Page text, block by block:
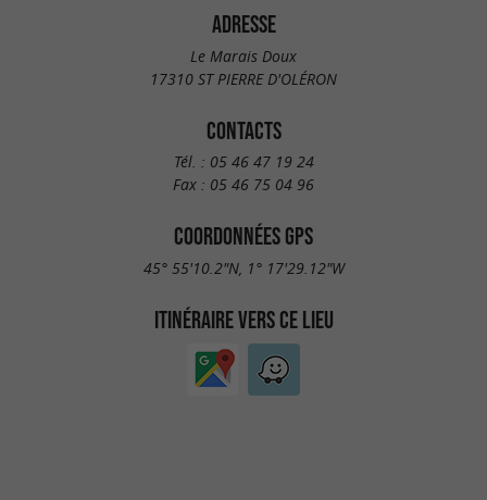
ADRESSE
Le Marais Doux
17310 ST PIERRE D'OLÉRON
CONTACTS
Tél. : 05 46 47 19 24
Fax : 05 46 75 04 96
COORDONNÉES GPS
45° 55'10.2"N, 1° 17'29.12"W
ITINÉRAIRE VERS CE LIEU